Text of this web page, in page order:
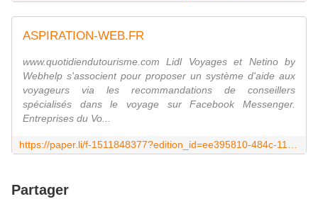
ASPIRATION-WEB.FR
www.quotidiendutourisme.com Lidl Voyages et Netino by
Webhelp s'associent pour proposer un système d'aide aux
voyageurs via les recommandations de conseillers
spécialisés dans le voyage sur Facebook Messenger.
Entreprises du Vo...
Partager